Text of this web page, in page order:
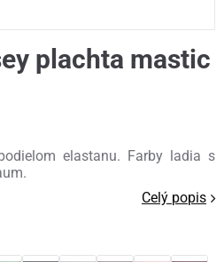
plachta mastic
elastanu. Farby ladia s
Celý popis